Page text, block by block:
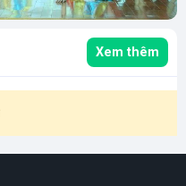
Xem thêm